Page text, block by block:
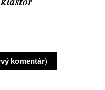
komentár)